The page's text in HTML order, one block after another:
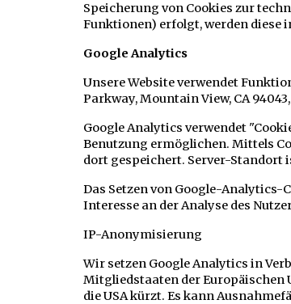
Speicherung von Cookies zur
Funktionen) erfolgt, werden diese
Google Analytics
Unsere Website verwendet
Parkway, Mountain View, CA 94043,
Google Analytics verwendet
Benutzung ermöglichen. Mittels
dort gespeichert. Server-Standort
Das Setzen von Google-Analytics-
Interesse an der Analyse des
IP-Anonymisierung
Wir setzen Google Analytics in
Mitgliedstaaten der Europäischen
die USA kürzt. Es kann